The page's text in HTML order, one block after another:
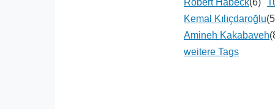
Robert Habeck(6)
Kemal Kılıçdaroğlu
Amineh Kakabaveh
weitere Tags